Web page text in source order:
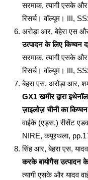
सरमाक, त्यागी एसके और
रिसर्च। वॉल्यूम। III,
अरोड़ा आर, बेहेरा एस
उत्पादन के लिए किण्वन
सरमाक, त्यागी एसके और
रिसर्च। वॉल्यूम। III,
बेहरा एस, अरोड़ा आर,
GX1 खमीर द्वारा
ज़ाइलोज़ चीनी का
वाईके (एड्स.) रीसेंट
NIRE, कपूरथला,
सिंह आर, बेहरा एस,
करके बायोगैस उत्पादन
त्यागी एसके और यादव